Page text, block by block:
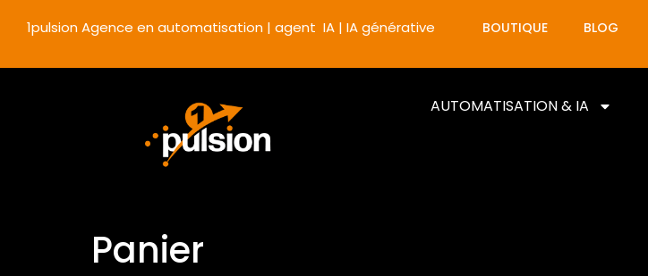
1pulsion Agence en automatisation | agent IA | IA générative BOUTIQUE BLOG
AUTOMATISATION & IA
Panier